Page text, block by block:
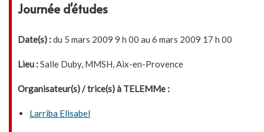
Journée d'études
Date(s) :du 5 mars 2009 9 h 00 au 6 mars 2009 17 h 00
Lieu :Salle Duby, MMSH, Aix-en-Provence
Organisateur(s) / trice(s) à TELEMMe :
Larriba Elisabel